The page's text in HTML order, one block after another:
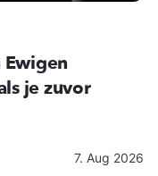
Ewigen
je zuvor
7. Aug 2026